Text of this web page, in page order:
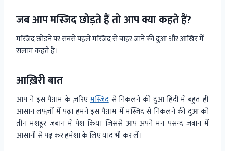
जब आप मस्जिद छोड़ते हैं तो आप क्या कहते हैं?
मस्जिद छोड़ने पर सबसे पहले मस्जिद से बाहर जाने की दुआ और आखिर में
सलाम कहते हैं।
आख़िरी बात
आप ने इस पैग़ाम के ज़रिएमस्जिदसे निकलने की दुआ हिंदी में बहुत ही
आसान लफ्ज़ों में पढ़ा हमने इस पैग़ाम में मस्जिद से निकलने की दुआ को
तीन मशहूर जबान में पेश किया जिससे आप अपने मन पसन्द जबान में
आसानी से पढ़ कर हमेशा के लिए याद भी कर लें।